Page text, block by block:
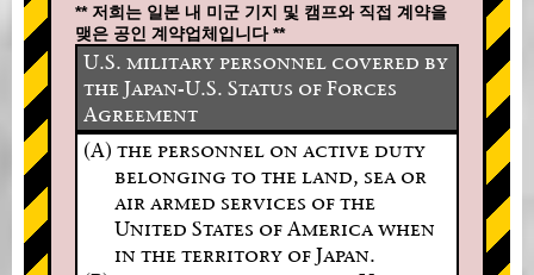
** 저희는 일본 내 미군 기지 및 캠프와 직접 계약을
맺은 공인 계약업체입니다 **
U.S. military personnel covered by
the Japan-U.S. Status of Forces
Agreement
(A) the personnel on active duty
belonging to the land, sea or
air armed services of the
United States of America when
in the territory of Japan.